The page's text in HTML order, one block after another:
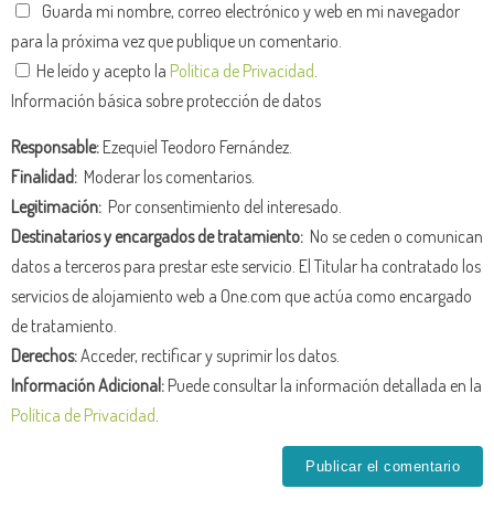
Guarda mi nombre, correo electrónico y web en mi navegador
para la próxima vez que publique un comentario.
He leído y acepto la Política de Privacidad
Información básica sobre protección de datos
Responsable:Ezequiel Teodoro Fernández.
Finalidad: Moderar los comentarios.
Legitimación: Por consentimiento del interesado.
Destinatarios y encargados de tratamiento: No se ceden o comunican
datos a terceros para prestar este servicio. El Titular ha contratado los
servicios de alojamiento web a One.com que actúa como encargado
de tratamiento.
Derechos:Acceder, rectificar y suprimir los datos.
Información Adicional:Puede consultar la información detallada en la
Política de Privacidad